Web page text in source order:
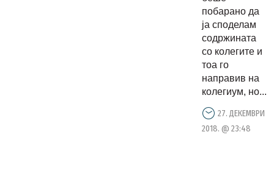
амбасада,
за
владеење
на
правото,
утре ќе го
објавам
побарано да
ја споделам
содржината
со колегите и
тоа го
направив на
колегиум, но...
27. ДЕКЕМВРИ
2018. @ 23:48